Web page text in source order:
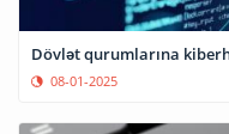
Dövlət qurumlarına
08-01-2025